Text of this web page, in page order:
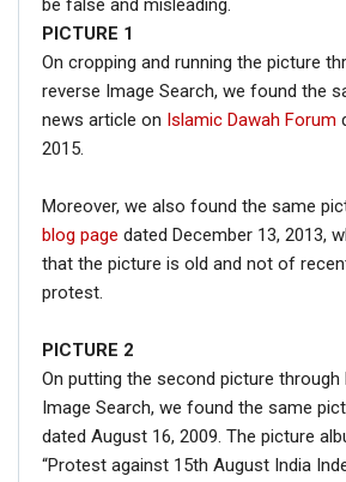
be false and misleading.
PICTURE 1
On cropping and running the picture
reverse Image Search, we found the
news article on Islamic Dawah Forum
2015.
Moreover, we also found the same
blog page dated December 13, 2013,
that the picture is old and not of
protest.
PICTURE 2
On putting the second picture through
Image Search, we found the same
dated August 16, 2009. The picture
“Protest against 15th August India